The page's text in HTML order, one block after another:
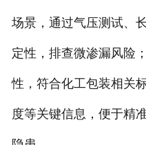
场景，通过气压测试、
定性，排查微渗漏风险
性，符合化工包装相关
度等关键信息，便于精